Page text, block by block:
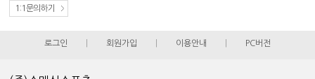
1:1문의하기
로그인 회원가입 이용안내 PC버전